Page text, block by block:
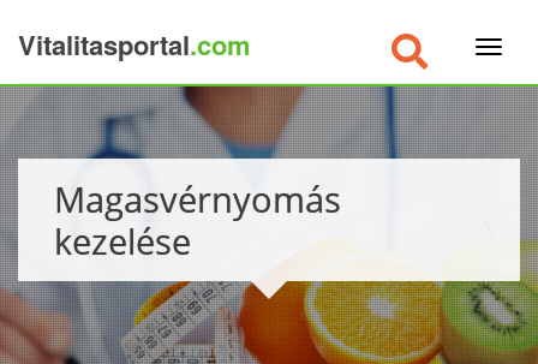
Vitalitasportal.com
Magasvérnyomás
kezelése
×